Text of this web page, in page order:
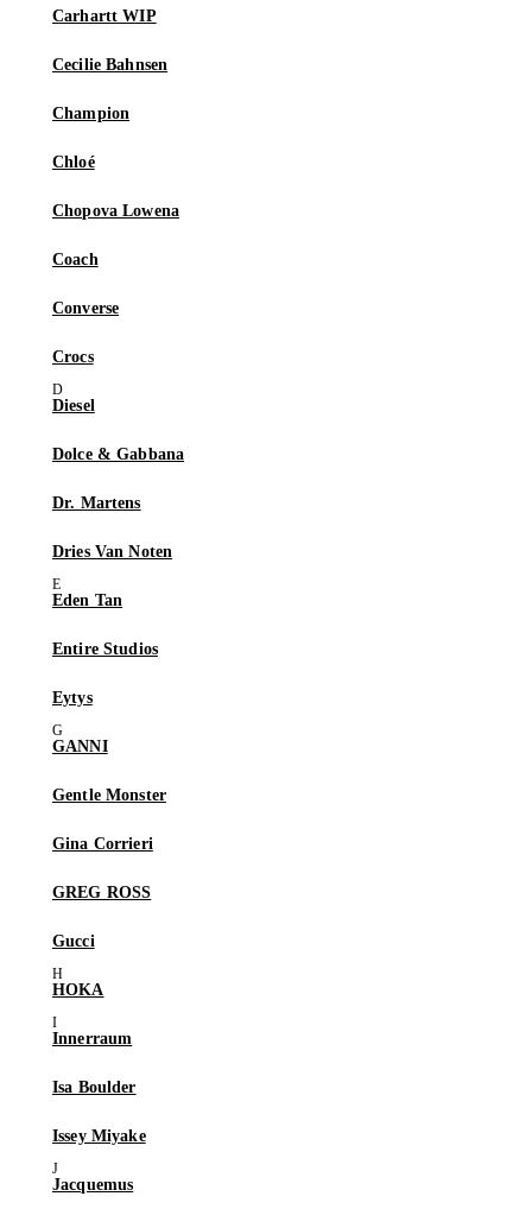
Carhartt WIP
Cecilie Bahnsen
Champion
Chloé
Chopova Lowena
Coach
Converse
Crocs
Diesel
Dolce & Gabbana
Dr. Martens
Dries Van Noten
Eden Tan
Entire Studios
Eytys
GANNI
Gentle Monster
Gina Corrieri
GREG ROSS
Gucci
HOKA
Innerraum
Isa Boulder
Issey Miyake
Jacquemus